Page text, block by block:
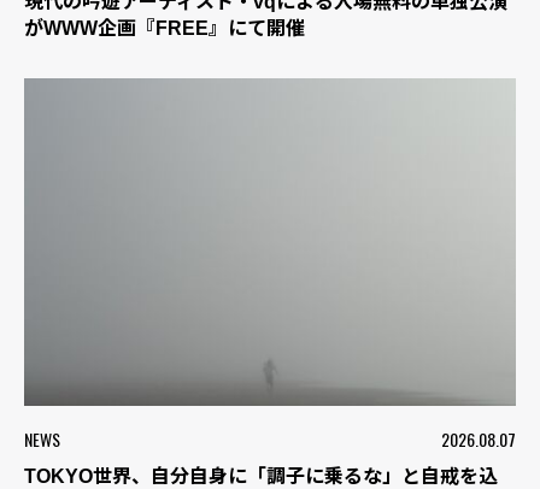
がWWW企画『FREE』にて開催
NEWS 2026.08.07
TOKYO世界、自分自身に「調子に乗るな」と自戒を込